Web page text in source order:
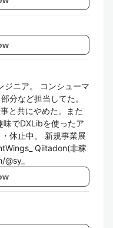
ジニア。 コンシューマ
分など担当してた。
と共にやめた。また
味でDXLibを使ったア
休止中。 新規事業展
Qiitadon(非稼